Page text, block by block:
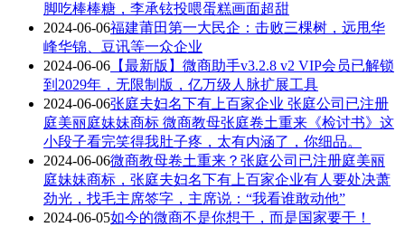
脚吃棒棒糖，李承铉投喂蛋糕画面超甜
2024-06-06福建莆田第一大民企：击败三棵树，远甩华
峰华锦、豆讯等一众企业
2024-06-06 【最新版】微商助手v3.2.8 v2 VIP会员已解锁
到2029年，无限制版，亿万级人脉扩展工具
2024-06-06张庭夫妇名下有上百家企业 张庭公司已注册
庭美丽庭妹妹商标 微商教母张庭卷土重来《检讨书》这
小段子看完笑得我肚子疼，太有内涵了，你细品。
2024-06-06微商教母卷土重来？张庭公司已注册庭美丽
庭妹妹商标，张庭夫妇名下有上百家企业有人要处决萧
劲光，找毛主席签字，主席说：“我看谁敢动他”
2024-06-05如今的微商不是你想干，而是国家要干！